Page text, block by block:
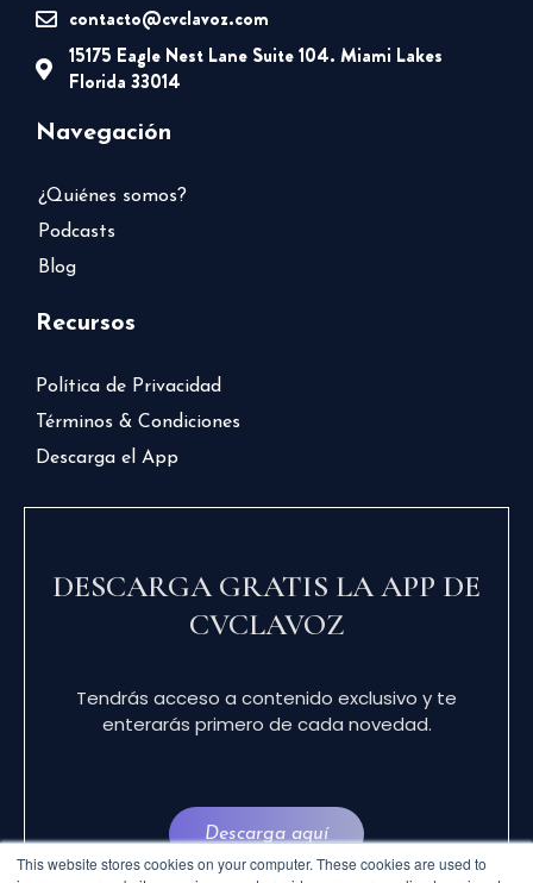
This website stores cookies on your computer. These cookies are used to
contacto@cvclavoz.com
15175 Eagle Nest Lane Suite 104. Miami Lakes
Florida 33014
Navegación
¿Quiénes somos?
Podcasts
Blog
Recursos
Política de Privacidad
Términos & Condiciones
Descarga el App
DESCARGA GRATIS LA APP DE
CVCLAVOZ
Tendrás acceso a contenido exclusivo y te
enterarás primero de cada novedad.
Descarga aquí